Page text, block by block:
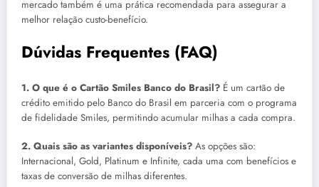
mercado também é uma prática recomendada para assegurar a
melhor relação custo-benefício.
Dúvidas Frequentes (FAQ)
1. O que é o Cartão Smiles Banco do Brasil? É um cartão de
crédito emitido pelo Banco do Brasil em parceria com o programa
de fidelidade Smiles, permitindo acumular milhas a cada compra.
2. Quais são as variantes disponíveis? As opções são:
Internacional, Gold, Platinum e Infinite, cada uma com benefícios e
taxas de conversão de milhas diferentes.